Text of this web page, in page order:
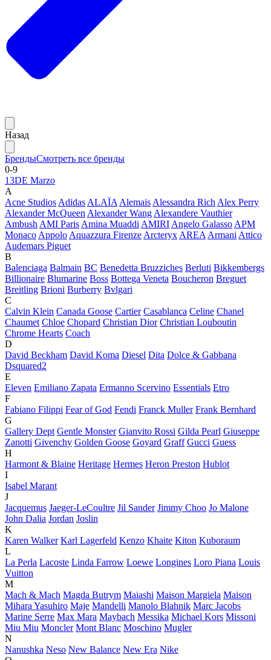
Назад
БрендыСмотреть все бренды
0-9
13DE Marzo
A
Acne StudiosAdidasALAÏAAlemaisAlessandra RichAlex Perry
Alexander McQueenAlexander WangAlexandere Vauthier
AmbushAMI ParisAmina MuaddiAMIRIAngelo GalassoAPM
MonacoAppoloAquazzura FirenzeArcteryxAREAArmaniAttico
Audemars Piguet
B
Balenciaga Balmain BC Benedetta Bruzziches Berluti Bikkembergs
Billionaire Blumarine Boss Bottega Veneta Boucheron Breguet
Breitling Brioni Burberry Bvlgari
C
Calvin Klein Canada Goose Cartier Casablanca Celine Chanel
Chaumet Chloe Chopard Christian Dior Christian Louboutin
Chrome Hearts Coach
D
David Beckham David Koma Diesel Dita Dolce & Gabbana
Dsquared2
E
Eleven Emiliano Zapata Ermanno Scervino Essentials Etro
F
Fabiano Filippi Fear of God Fendi Franck Muller Frank Bernhard
G
Gallery Dept Gentle Monster Gianvito Rossi Gilda Pearl Giuseppe
Zanotti Givenchy Golden Goose Goyard Graff Gucci Guess
H
Harmont & Blaine Heritage Hermes Heron Preston Hublot
I
Isabel Marant
J
Jacquemus Jaeger-LeCoultre Jil Sander Jimmy Choo Jo Malone
John Dalia Jordan Joslin
K
Karen Walker Karl Lagerfeld Kenzo Khaite Kiton Kuboraum
L
La Perla Lacoste Linda Farrow Loewe Longines Loro Piana Louis
Vuitton
M
Mach & Mach Magda Butrym Maiashi Maison Margiela Maison
Mihara Yasuhiro Maje Mandelli Manolo Blahnik Marc Jacobs
Marine Serre Max Mara Maybach Messika Michael Kors Missoni
Miu Miu Moncler Mont Blanc Moschino Mugler
N
Nanushka Neso New Balance New Era Nike